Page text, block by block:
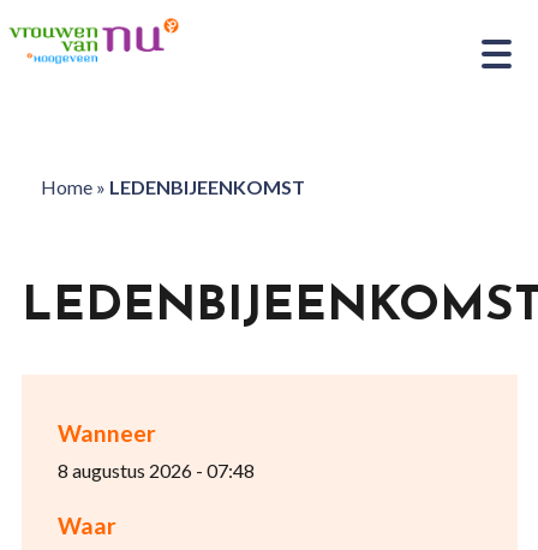
Home» LEDENBIJEENKOMST
Wanneer
8 augustus 2026 - 07:48
Waar